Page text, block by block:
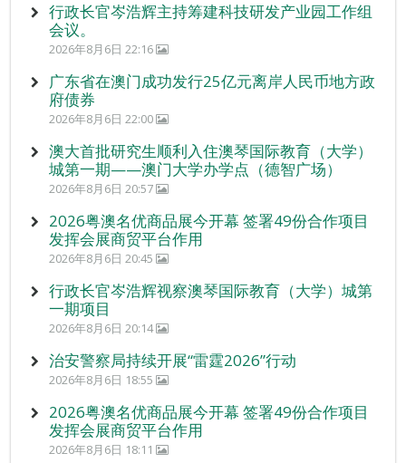
行政长官岑浩辉主持筹建科技研发产业园工作组
会议。
2026年8月6日 22:16
广东省在澳门成功发行25亿元离岸人民币地方政
府债券
2026年8月6日 22:00
澳大首批研究生顺利入住澳琴国际教育（大学）
城第一期——澳门大学办学点（德智广场）
2026年8月6日 20:57
2026粤澳名优商品展今开幕 签署49份合作项目
发挥会展商贸平台作用
2026年8月6日 20:45
行政长官岑浩辉视察澳琴国际教育（大学）城第
一期项目
2026年8月6日 20:14
治安警察局持续开展“雷霆2026”行动
2026年8月6日 18:55
2026粤澳名优商品展今开幕 签署49份合作项目
发挥会展商贸平台作用
2026年8月6日 18:11